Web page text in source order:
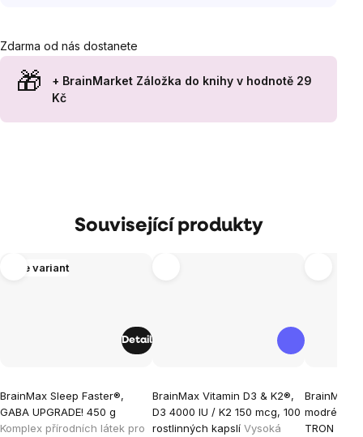
Zdarma od nás dostanete
+ BrainMarket Záložka do knihy v hodnotě 29
Kč
Související produkty
Více variant
BrainMax Sleep Faster®,
GABA UPGRADE! 450 g
Komplex přírodních látek pro
hodnocení
produktu
Detail
BrainMax Vitamin D3 & K2®,
D3 4000 IU / K2 150 mcg, 100
rostlinných kapslí Vysoká
hodnocení
produktu
BrainMax
modrého a
TRON
produktu